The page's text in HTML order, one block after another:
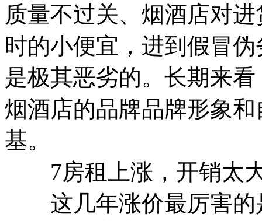
质量不过关、烟酒店对
时的小便宜，进到假冒
是极其恶劣的。长期来
烟酒店的品牌品牌形象
基。
7房租上涨，开销太大
这几年涨价最厉害的